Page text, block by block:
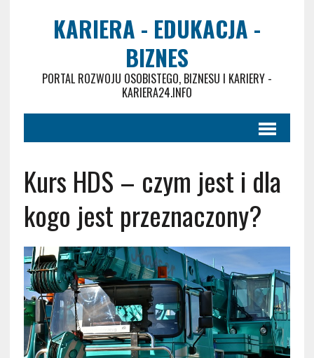
KARIERA - EDUKACJA -
BIZNES
PORTAL ROZWOJU OSOBISTEGO, BIZNESU I KARIERY -
KARIERA24.INFO
Kurs HDS – czym jest i dla
kogo jest przeznaczony?